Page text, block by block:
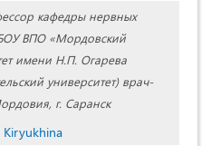
кафедры нервных
ВПО «Мордовский
имени Н.П. Огарева
университет) врач-
г. Саранск
Kiryukhina